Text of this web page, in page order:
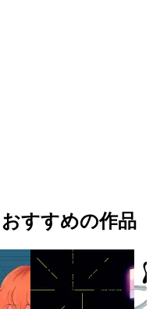
すすめの作品